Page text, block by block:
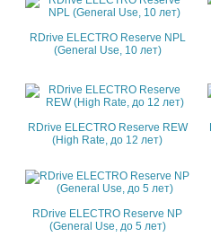
RDrive ELECTRO Reserve NPL
(General Use, 10 лет)
RDrive ELECTRO Reserve REW
(High Rate, до 12 лет)
RDrive ELECTRO Reserve NP
(General Use, до 5 лет)